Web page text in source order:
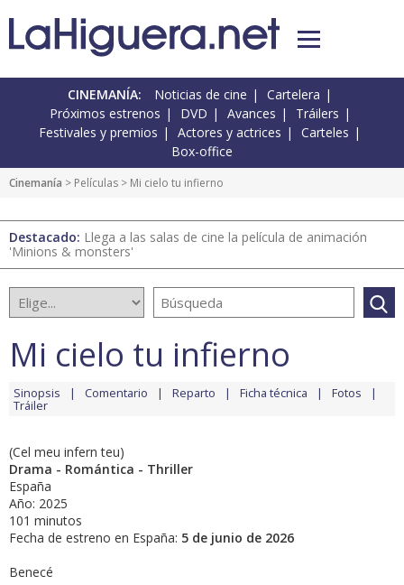
CINEMANÍA: Noticias de cine
Cartelera
Próximos estrenos
DVD Avances
Tráilers
Festivales y premios
Actores y actrices
Carteles
Box-office
Cinemanía > Películas > Mi cielo tu infierno
Destacado: Llega a las salas de cine la película de animación
'Minions & monsters'
Mi cielo tu infierno
Sinopsis Comentario Reparto Ficha técnica Fotos
Tráiler
(Cel meu infern teu)
Drama - Romántica - Thriller
España
Año: 2025
101 minutos
Fecha de estreno en España: 5 de junio de 2026
Benecé